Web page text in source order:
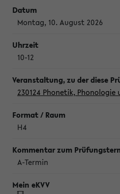
Montag, 10. August 2026
10-12
230124 Phonetik,
H4
A-Termin